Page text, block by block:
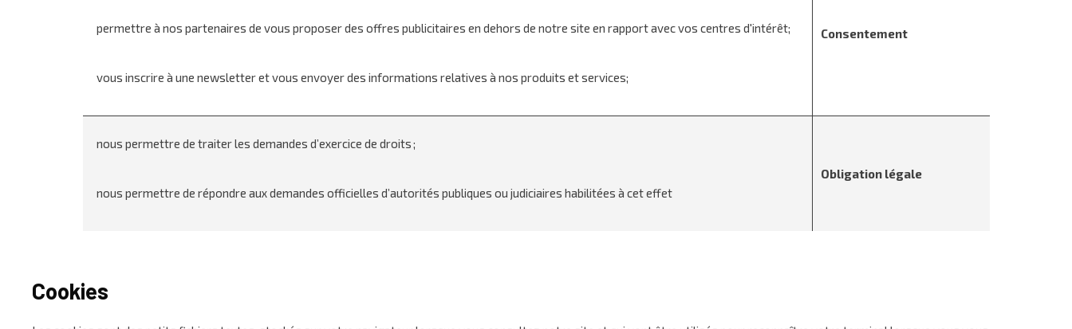
permettre à nos partenaires de vous proposer des offres publicitaires en dehors de notre site en rapport avec vos centres d'intérêt;
vous inscrire à une newsletter et vous envoyer des informations relatives à nos produits et services;
Consentement
nous permettre de traiter les demandes d’exercice de droits ;
nous permettre de répondre aux demandes officielles d’autorités publiques ou judiciaires habilitées à cet effet
Obligation légale
Cookies